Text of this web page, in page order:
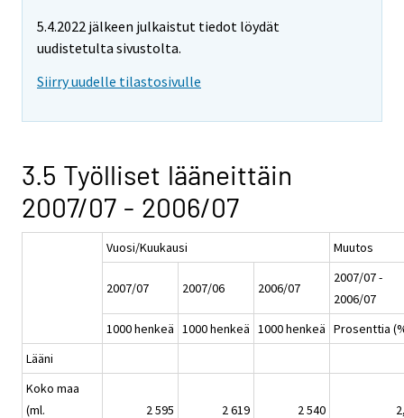
5.4.2022 jälkeen julkaistut tiedot löydät
uudistetulta sivustolta.
Siirry uudelle tilastosivulle
3.5 Työlliset lääneittäin
2007/07 - 2006/07
Vuosi/Kuukausi Muutos
2007/07 2007/06 2006/07
2007/07 -
2006/07
1000 henkeä 1000 henkeä 1000 henkeä Prosenttia
Lääni
Koko maa
(ml.
2 595 2 619 2 540